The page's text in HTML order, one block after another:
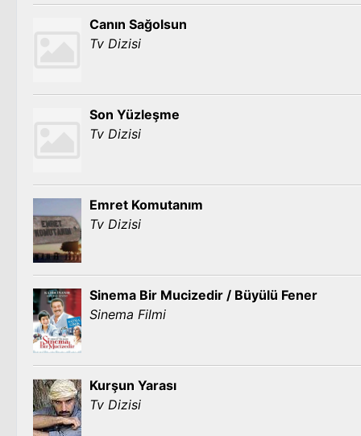
Canın Sağolsun
Tv Dizisi
Son Yüzleşme
Tv Dizisi
Emret Komutanım
Tv Dizisi
Sinema Bir Mucizedir / Büyülü Fener
Sinema Filmi
Kurşun Yarası
Tv Dizisi